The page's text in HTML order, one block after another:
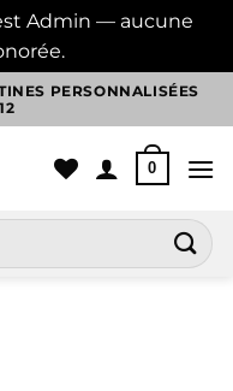
Admin — aucune
PERSONNALISÉES
0